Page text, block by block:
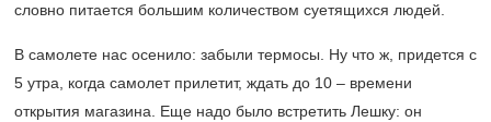
словно питается большим количеством суетящихся людей.
В самолете нас осенило: забыли термосы. Ну что ж, придется с
5 утра, когда самолет прилетит, ждать до 10 – времени
открытия магазина. Еще надо было встретить Лешку: он